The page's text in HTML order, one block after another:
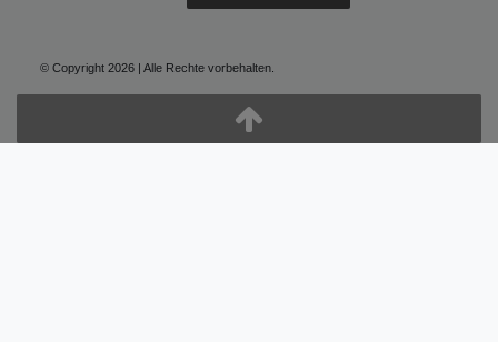
© Copyright 2026 | Alle Rechte vorbehalten.